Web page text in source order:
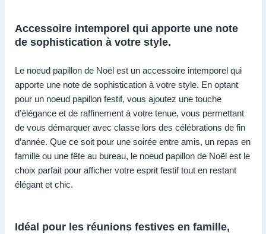
Accessoire intemporel qui apporte une note
de sophistication à votre style.
Le noeud papillon de Noël est un accessoire intemporel qui
apporte une note de sophistication à votre style. En optant
pour un noeud papillon festif, vous ajoutez une touche
d’élégance et de raffinement à votre tenue, vous permettant
de vous démarquer avec classe lors des célébrations de fin
d’année. Que ce soit pour une soirée entre amis, un repas en
famille ou une fête au bureau, le noeud papillon de Noël est le
choix parfait pour afficher votre esprit festif tout en restant
élégant et chic.
Idéal pour les réunions festives en famille,